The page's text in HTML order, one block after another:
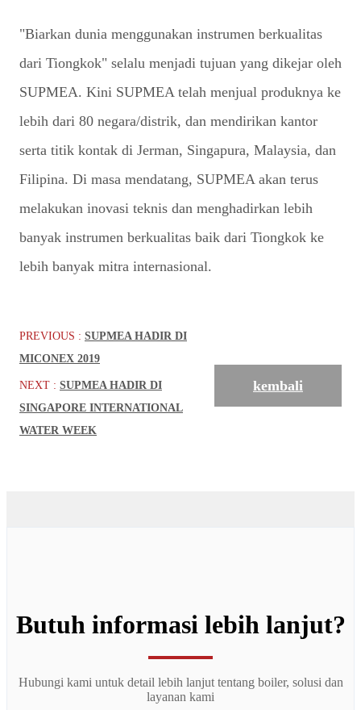
"Biarkan dunia menggunakan instrumen berkualitas
dari Tiongkok" selalu menjadi tujuan yang dikejar oleh
SUPMEA. Kini SUPMEA telah menjual produknya ke
lebih dari 80 negara/distrik, dan mendirikan kantor
serta titik kontak di Jerman, Singapura, Malaysia, dan
Filipina. Di masa mendatang, SUPMEA akan terus
melakukan inovasi teknis dan menghadirkan lebih
banyak instrumen berkualitas baik dari Tiongkok ke
lebih banyak mitra internasional.
PREVIOUS : SUPMEA HADIR DI
MICONEX 2019
NEXT : SUPMEA HADIR DI
SINGAPORE INTERNATIONAL
WATER WEEK
kembali
Butuh informasi lebih lanjut?
Hubungi kami untuk detail lebih lanjut tentang boiler, solusi dan
layanan kami